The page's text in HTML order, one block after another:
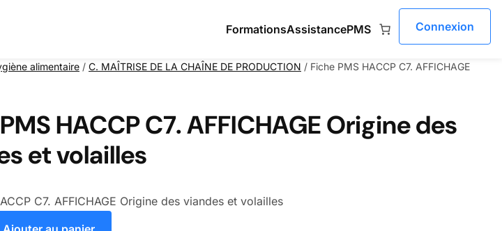
FormationsAssistancePMS Connexion
alimentaire / C. MAÎTRISE DE LA CHAÎNE DE PRODUCTION / Fiche PMS HACCP C7. AFFICHAGE
HACCP C7. AFFICHAGE Origine des
et volailles
C7. AFFICHAGE Origine des viandes et volailles